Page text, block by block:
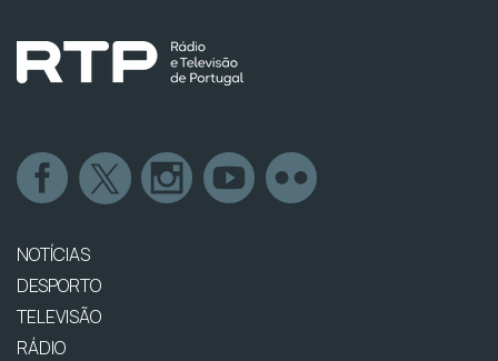
NOTÍCIAS
DESPORTO
TELEVISÃO
RÁDIO